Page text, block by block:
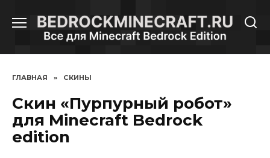
содержанию
ГЛАВНАЯ » СКИНЫ
Скин «Пурпурный робот»
для Minecraft Bedrock
edition